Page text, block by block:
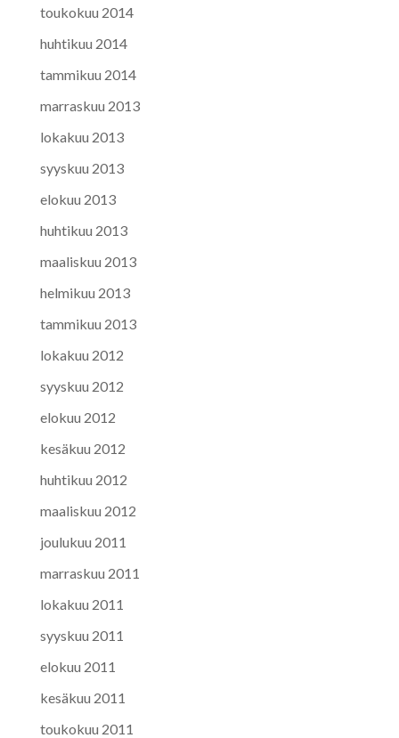
toukokuu 2014
huhtikuu 2014
tammikuu 2014
marraskuu 2013
lokakuu 2013
syyskuu 2013
elokuu 2013
huhtikuu 2013
maaliskuu 2013
helmikuu 2013
tammikuu 2013
lokakuu 2012
syyskuu 2012
elokuu 2012
kesäkuu 2012
huhtikuu 2012
maaliskuu 2012
joulukuu 2011
marraskuu 2011
lokakuu 2011
syyskuu 2011
elokuu 2011
kesäkuu 2011
toukokuu 2011